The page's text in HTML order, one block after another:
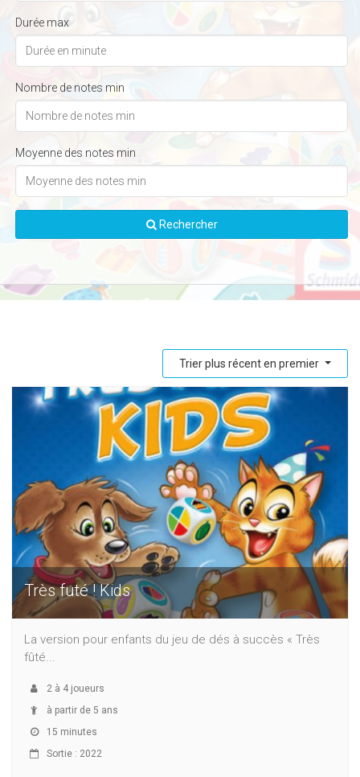
Durée max
Nombre de notes min
Moyenne des notes min
Rechercher
Trier plus récent en premier
Très futé ! Kids
La version pour enfants du jeu de dés à succès « Très
fûté...
2 à 4 joueurs
à partir de 5 ans
15 minutes
Sortie : 2022